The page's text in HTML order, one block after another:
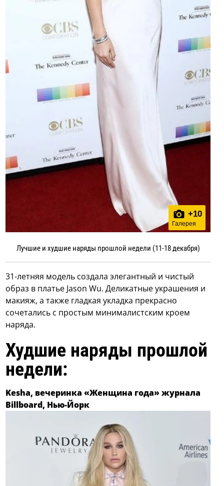
+10
Галерея
Лучшие и худшие наряды прошлой недели (11-18 декабря)
31-летняя модель создала элегантный и чистый
образ в платье Jason Wu. Деликатные украшения и
макияж, а также гладкая укладка прекрасно
сочетались с простым минималистским кроем
наряда.
Худшие наряды прошлой
недели:
Kesha, вечеринка «Женщина года» журнала
Billboard, Нью-Йорк